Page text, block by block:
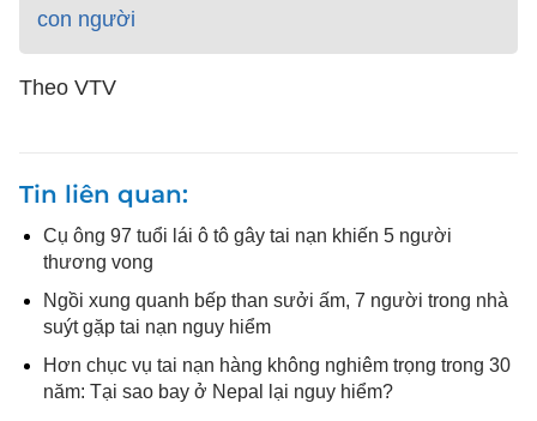
con người
Theo VTV
Tin liên quan
Cụ ông 97 tuổi lái ô tô gây tai nạn khiến 5 người
thương vong
Ngồi xung quanh bếp than sưởi ấm, 7 người trong nhà
suýt gặp tai nạn nguy hiểm
Hơn chục vụ tai nạn hàng không nghiêm trọng trong 30
năm: Tại sao bay ở Nepal lại nguy hiểm?